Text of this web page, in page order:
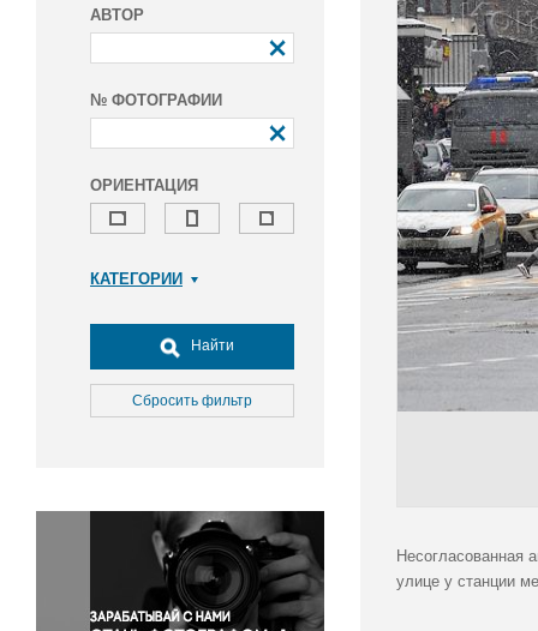
АВТОР
№ ФОТОГРАФИИ
ОРИЕНТАЦИЯ
КАТЕГОРИИ
Досуг, туризм и отдых
Культура
Медицина
Окружающая среда
Политика
Правосудие
Происшествия и конфликты
Найти
Сбросить фильтр
Несогласованная
улице у станции